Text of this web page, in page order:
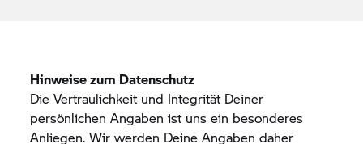
Hinweise zum Datenschutz
Die Vertraulichkeit und Integrität Deiner
persönlichen Angaben ist uns ein besonderes
Anliegen. Wir werden Deine Angaben daher